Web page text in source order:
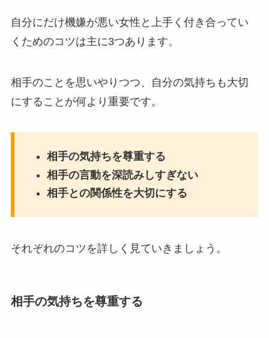
自分にだけ機嫌が悪い女性と上手く付き合ってい
くためのコツは主に3つあります。
相手のことを思いやりつつ、自分の気持ちも大切
にすることが何より重要です。
相手の気持ちを尊重する
相手の言動を深読みしすぎない
相手との関係性を大切にする
それぞれのコツを詳しく見ていきましょう。
相手の気持ちを尊重する